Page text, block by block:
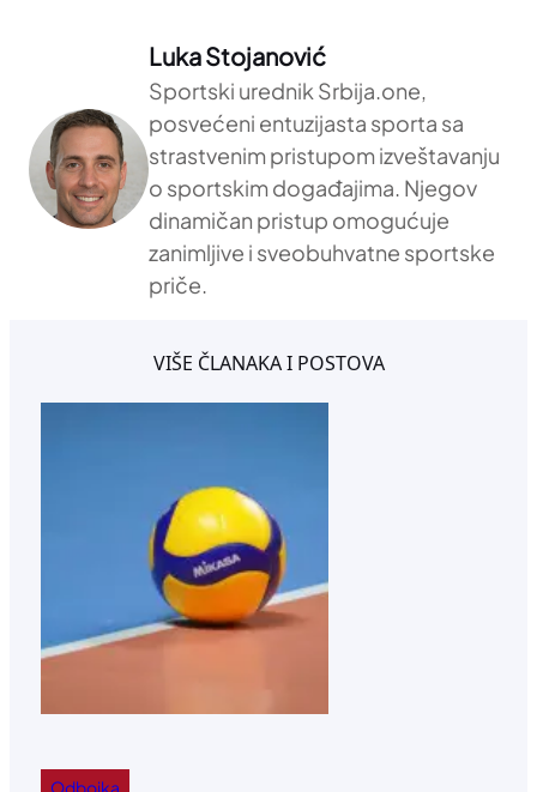
Luka Stojanović
Sportski urednik Srbija.one,
posvećeni entuzijasta sporta sa
strastvenim pristupom izveštavanju
o sportskim događajima. Njegov
dinamičan pristup omogućuje
zanimljive i sveobuhvatne sportske
priče.
VIŠE ČLANAKA I POSTOVA
Odbojka